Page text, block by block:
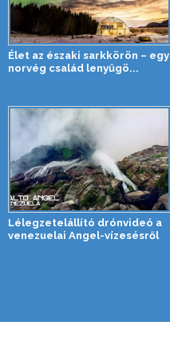
Élet az északi sarkkörön – egy
norvég család lenyűgö...
Lélegzetelállító drónvideó a
venezuelai Angel-vízesésről